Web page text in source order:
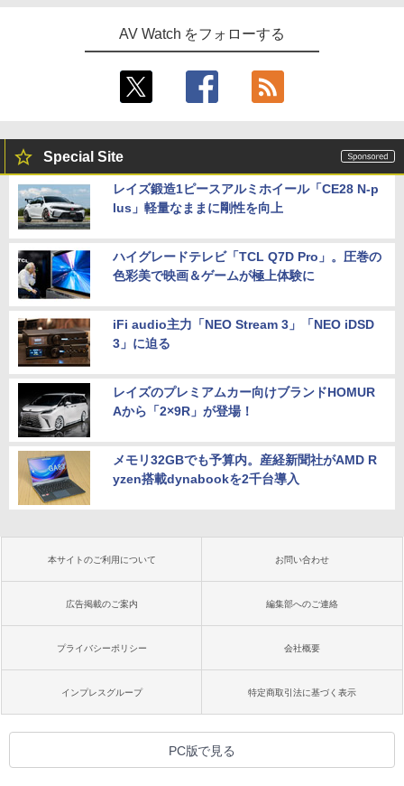
AV Watch をフォローする
Special Site
レイズ鍛造1ピースアルミホイール「CE28 N-p
lus」軽量なままに剛性を向上
ハイグレードテレビ「TCL Q7D Pro」。圧巻の
色彩美で映画＆ゲームが極上体験に
iFi audio主力「NEO Stream 3」「NEO iDSD
3」に迫る
レイズのプレミアムカー向けブランドHOMUR
Aから「2×9R」が登場！
メモリ32GBでも予算内。産経新聞社がAMD R
yzen搭載dynabookを2千台導入
本サイトのご利用について お問い合わせ
広告掲載のご案内 編集部へのご連絡
プライバシーポリシー 会社概要
インプレスグループ 特定商取引法に基づく表示
PC版で見る